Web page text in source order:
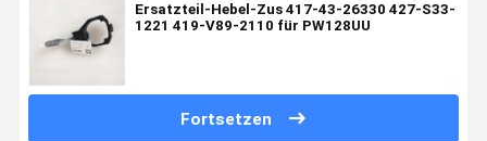
Ersatzteil-Hebel-Zus 417-43-26330 427-S33-
1221 419-V89-2110 für PW128UU
Fortsetzen